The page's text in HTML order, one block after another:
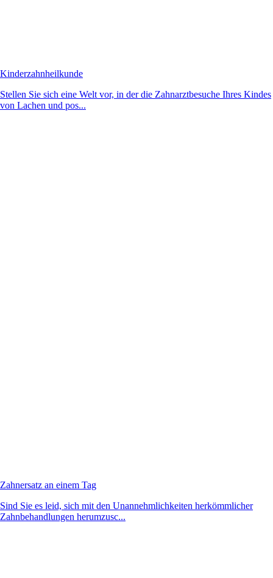
Kinderzahnheilkunde
Stellen Sie sich eine Welt vor, in der die Zahnarztbesuche Ihres Kindes
von Lachen und pos...
Zahnersatz an einem Tag
Sind Sie es leid, sich mit den Unannehmlichkeiten herkömmlicher
Zahnbehandlungen herumzusc...